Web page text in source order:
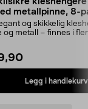
metallpinne, 8-
og skikkelig
og metall – finnes i
Legg i handlekurv